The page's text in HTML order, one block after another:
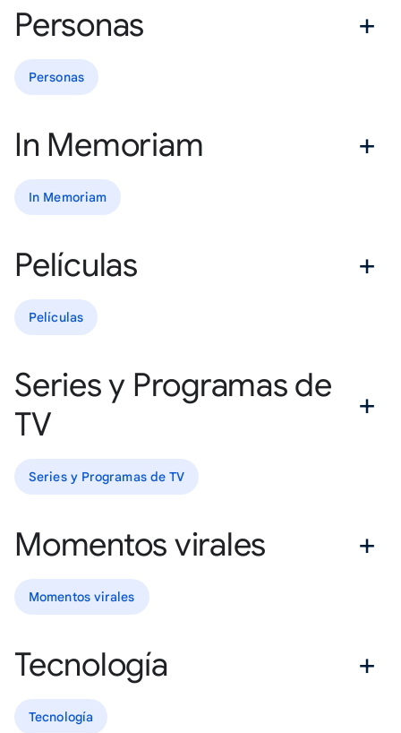
Personas
Personas
In Memoriam
In Memoriam
Películas
Películas
Series y Programas de
TV
Series y Programas de TV
Momentos virales
Momentos virales
Tecnología
Tecnología